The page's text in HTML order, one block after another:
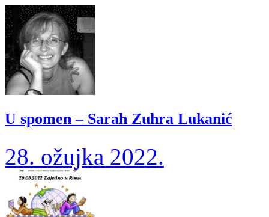
U spomen – Sarah Zuhra Lukanić
28. ožujka 2022.